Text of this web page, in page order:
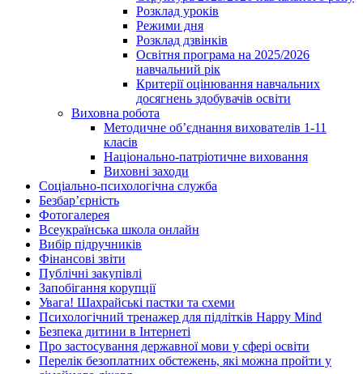
Розклад уроків
Режими дня
Розклад дзвінків
Освітня програма на 2025/2026
навчальний рік
Критерії оцінювання навчальних
досягнень здобувачів освіти
Виховна робота
Методичне об’єднання вихователів 1-11
класів
Національно-патріотичне виховання
Виховні заходи
Соціально-психологічна служба
Безбар’єрність
Фотогалерея
Всеукраїнська школа онлайн
Вибір підручників
Фінансові звіти
Публічні закупівлі
Запобігання корупції
Увага! Шахрайські пастки та схеми
Психологічний тренажер для підлітків Happy Mind
Безпека дитини в Інтернеті
Про застосування державної мови у сфері освіти
Перелік безоплатних обстежень, які можна пройти у